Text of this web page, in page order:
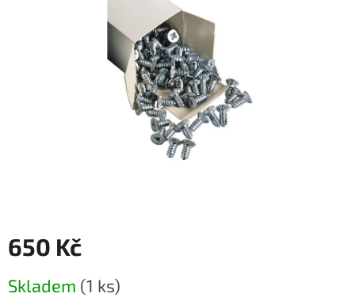
650 Kč
Skladem (1 ks)